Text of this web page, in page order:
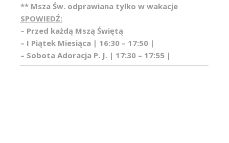
** Msza Św. odprawiana tylko w wakacje
SPOWIEDŹ:
– Przed każdą Mszą Świętą
– I Piątek Miesiąca | 16:30 – 17:50 |
– Sobota Adoracja P. J. | 17:30 – 17:55 |